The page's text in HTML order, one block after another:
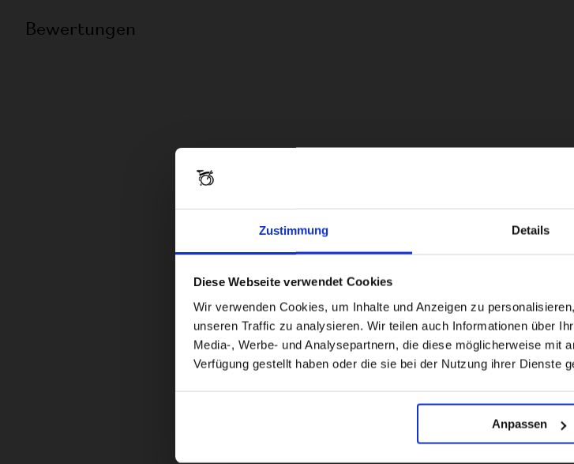
Zustimmung Details
Diese Webseite verwendet Cookies
Wir verwenden Cookies, um Inhalte und Anzeigen zu
unseren Traffic zu analysieren. Wir teilen auch Informationen über
Media-, Werbe- und Analysepartnern, die diese möglicherweise mit
Verfügung gestellt haben oder die sie bei der Nutzung ihrer Dienste
Anpassen
Bewertungen
US